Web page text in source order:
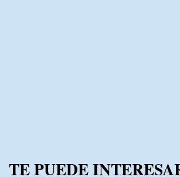
TE PUEDE